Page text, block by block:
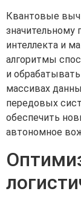
Квантовые
значительному
интеллекта и
алгоритмы
и
массивах
передовых
обеспечить
автономное